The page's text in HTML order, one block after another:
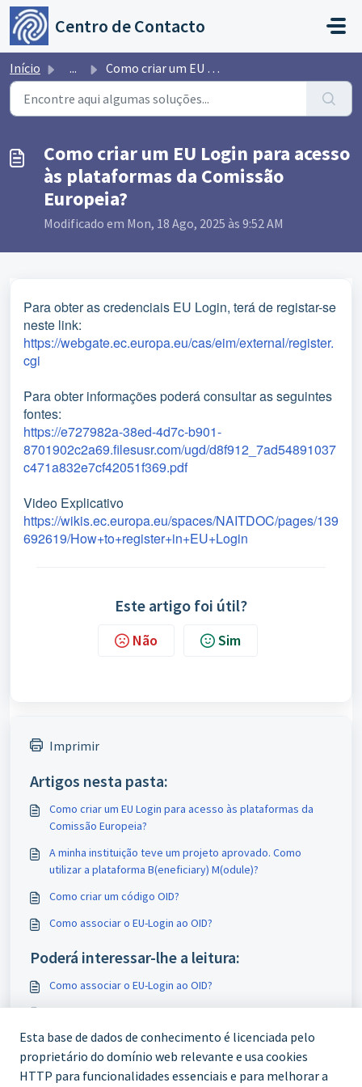
Avançar para o conteúdo principal
Centro de Contacto
Início ... Como criar um EU Login para acesso às plataformas da Comi...
Como criar um EU Login para acesso
às plataformas da Comissão
Europeia?
Modificado em Mon, 18 Ago, 2025 às 9:52 AM
Para obter as credenciais EU Login, terá de registar-se
neste link:
https://webgate.ec.europa.eu/cas/eim/external/register.
cgi
Para obter informações poderá consultar as seguintes
fontes:
https://e727982a-38ed-4d7c-b901-
8701902c2a69.filesusr.com/ugd/d8f912_7ad54891037
c471a832e7cf42051f369.pdf
Video Explicativo
https://wikis.ec.europa.eu/spaces/NAITDOC/pages/139
692619/How+to+register+in+EU+Login
Este artigo foi útil?
Não Sim
Imprimir
Artigos nesta pasta:
Como criar um EU Login para acesso às plataformas da
Comissão Europeia?
A minha instituição teve um projeto aprovado. Como
utilizar a plataforma B(eneficiary) M(odule)?
Como criar um código OID?
Como associar o EU-Login ao OID?
Poderá interessar-lhe a leitura:
Como associar o EU-Login ao OID?
O que significa uma acreditação Erasmus?
Como criar um código OID?
Alunos com origem fora da UE e com visto de estudante
podem candidatar-se?
Esta base de dados de conhecimento é licenciada pelo
proprietário do domínio web relevante e usa cookies
HTTP para funcionalidades essenciais e para melhorar a